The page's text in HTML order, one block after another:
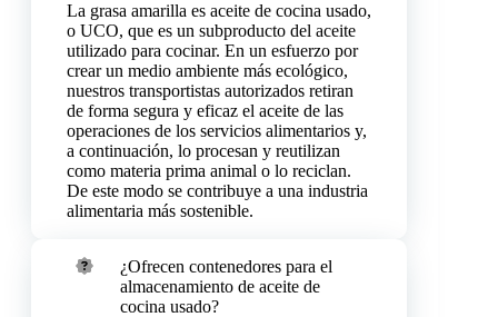
La grasa amarilla es aceite de cocina usado,
o UCO, que es un subproducto del aceite
utilizado para cocinar. En un esfuerzo por
crear un medio ambiente más ecológico,
nuestros transportistas autorizados retiran
de forma segura y eficaz el aceite de las
operaciones de los servicios alimentarios y,
a continuación, lo procesan y reutilizan
como materia prima animal o lo reciclan.
De este modo se contribuye a una industria
alimentaria más sostenible.
¿Ofrecen contenedores para el
almacenamiento de aceite de
cocina usado?